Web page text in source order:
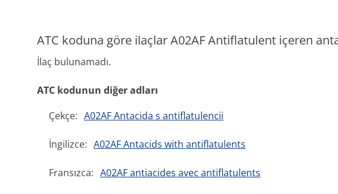
ATC koduna göre ilaçlar A02AF Antiflatulent içeren
İlaç bulunamadı.
ATC kodunun diğer adları
Çekçe: A02AF Antacida s antiflatulencii
İngilizce: A02AF Antacids with antiflatulents
Fransızca: A02AF antiacides avec antiflatulents